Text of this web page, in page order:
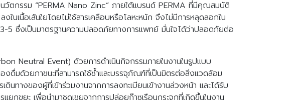
กรรม “PERMA Nano Zinc” ภายใต้แบรนด์ PERMA ที่มีคุณสมบัติ
เนื้อเส้นใยโดยไม่ใช้สารเคลือบหรือโลหะหนัก จึงไม่มีการหลุดลอกใน
5 ซึ่งเป็นมาตรฐานความปลอดภัยทางการแพทย์ มั่นใจได้ว่าปลอดภัยต่อ
Neutral Event) ด้วยการดำเนินกิจกรรมภายในงานในรูปแบบ
งดื่มด้วยภาชนะที่สามารถใช้ซ้ำและบรรจุภัณฑ์ที่เป็นมิตรต่อสิ่งแวดล้อม
ทางของผู้ที่เข้าร่วมงานจากการลงทะเบียนเข้างานล่วงหน้า และได้รับ
กขยะ เพื่อนำมาชดเชยจากการปล่อยก๊าซเรือนกระจกที่เกิดขึ้นในงาน